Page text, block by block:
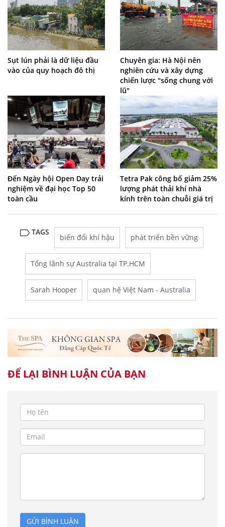
Sụt lún phải là dữ liệu đầu
vào của quy hoạch đô thị
Chuyên gia: Hà Nội nên
nghiên cứu và xây dựng
chiến lược "sống chung với
lũ"
Đến Ngày hội Open Day trải
nghiệm về đại học Top 50
toàn cầu
Tetra Pak công bố giảm 25%
lượng phát thải khí nhà
kính trên toàn chuỗi giá trị
TAGS
biến đổi khí hậu phát triển bền vững
Tổng lãnh sự Australia tại TP.HCM
Sarah Hooper quan hệ Việt Nam - Australia
ĐỂ LẠI BÌNH LUẬN CỦA BẠN
GỬI BÌNH LUẬN